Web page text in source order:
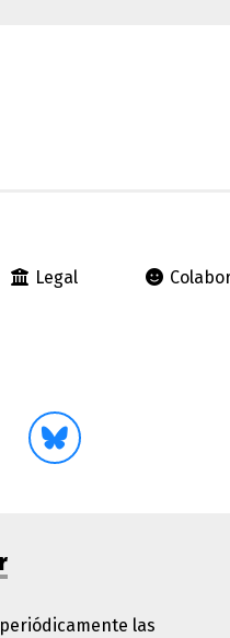
Legal
las